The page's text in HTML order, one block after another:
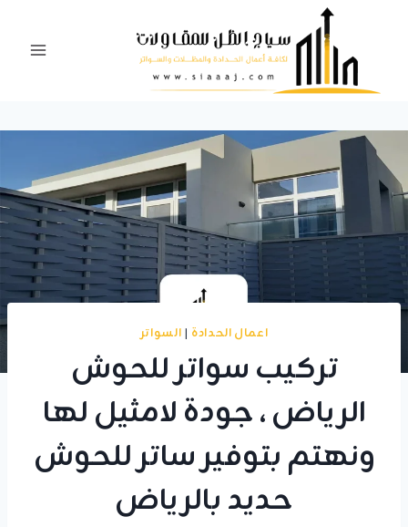
المحتوى
اعمال الحدادة |السواتر
تركيب سواتر للحوش
الرياض ، جودة لامثيل لها
ونهتم بتوفير ساتر للحوش
حديد بالرياض